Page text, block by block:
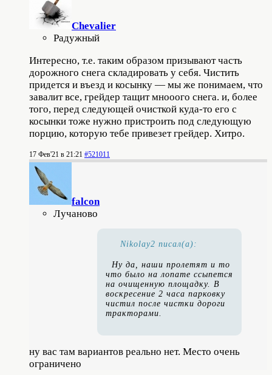
Chevalier
Радужный
Интересно, т.е. таким образом призывают часть
дорожного снега складировать у себя. Чистить
придется и въезд и косынку — мы же понимаем, что
завалит все, грейдер тащит мнооого снега. и, более
того, перед следующей очисткой куда-то его с
косынки тоже нужно пристроить под следующую
порцию, которую тебе привезет грейдер. Хитро.
17 Фев'21 в 21:21 #521011
falcon
Лучаново
Nikolay2 писал(а):
Ну да, наши пролетят и то
что было на лопате ссыпется
на очищенную площадку. В
воскресение 2 часа парковку
чистил после чистки дороги
тракторами.
ну вас там вариантов реально нет. Место очень
ограничено